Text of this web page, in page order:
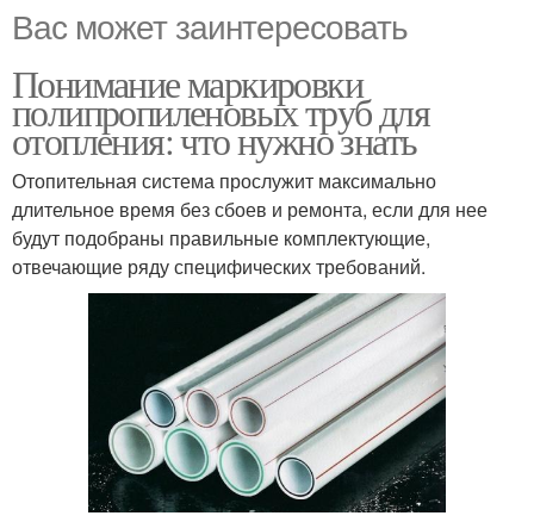
Вас может заинтересовать
Понимание маркировки
полипропиленовых труб для
отопления: что нужно знать
Отопительная система прослужит максимально
длительное время без сбоев и ремонта, если для нее
будут подобраны правильные комплектующие,
отвечающие ряду специфических требований.